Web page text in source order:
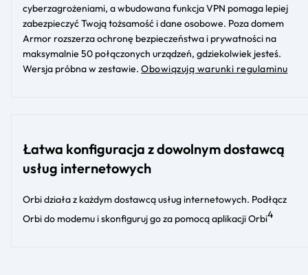
cyberzagrożeniami, a wbudowana funkcja VPN pomaga lepiej
zabezpieczyć Twoją tożsamość i dane osobowe. Poza domem
Armor rozszerza ochronę bezpieczeństwa i prywatności na
maksymalnie 50 połączonych urządzeń, gdziekolwiek jesteś.
Wersja próbna w zestawie. Obowiązują warunki regulaminu
Łatwa konfiguracja z dowolnym dostawcą
usług internetowych
Orbi działa z każdym dostawcą usług internetowych. Podłącz
Orbi do modemu i skonfiguruj go za pomocą aplikacji Orbi​4